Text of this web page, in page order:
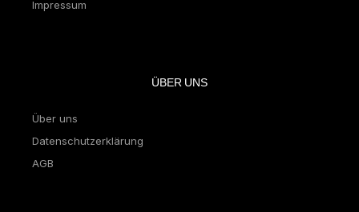
Impressum
ÜBER UNS
Über uns
Datenschutzerklärung
AGB